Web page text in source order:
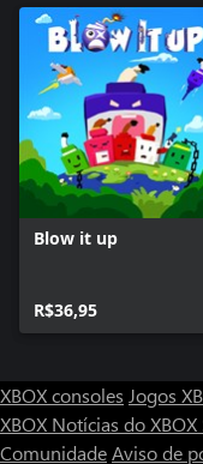
Blow it up
R$36,95
XBOX consoles Jogos
XBOX Notícias do XBOX
ComunidadeAviso de